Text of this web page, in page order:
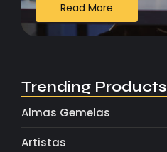
Read More
Trending Products
Almas Gemelas
Artistas